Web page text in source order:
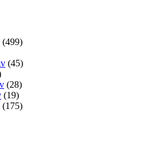
(499)
(45)
(28)
(19)
(175)